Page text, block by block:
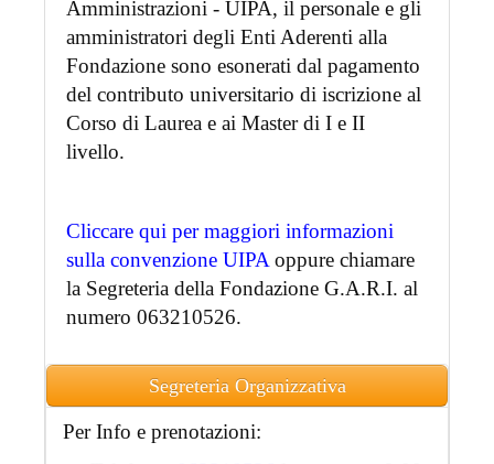
Amministrazioni - UIPA, il personale e gli
amministratori degli Enti Aderenti alla
Fondazione sono esonerati dal pagamento
del contributo universitario di iscrizione al
Corso di Laurea e ai Master di I e II
livello.
Cliccare qui per maggiori informazioni
sulla convenzione UIPAoppure chiamare
la Segreteria della Fondazione G.A.R.I. al
numero 063210526.
Segreteria Organizzativa
Per Info e prenotazioni: